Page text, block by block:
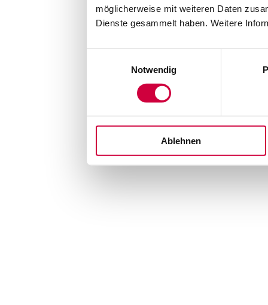
möglicherweise mit weiteren Daten
Dienste gesammelt haben. Weitere
Notwendig
Ablehnen